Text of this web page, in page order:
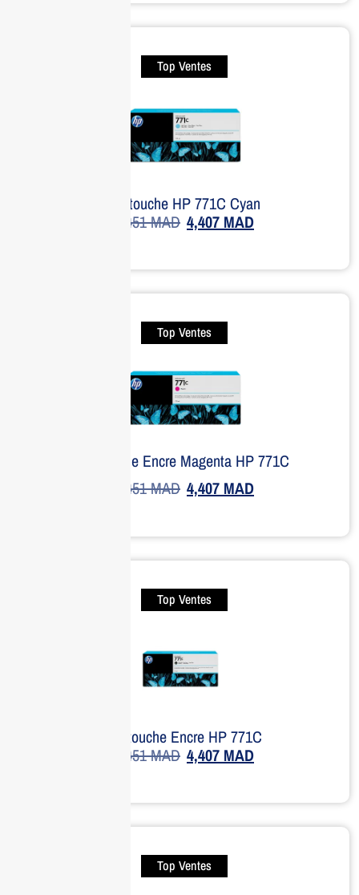
Top Ventes
Cartouche HP 771C Cyan
4,451MAD 4,407 MAD
Top Ventes
Cartouche Encre Magenta HP 771C
4,451MAD 4,407 MAD
Top Ventes
Cartouche Encre HP 771C
4,451MAD 4,407 MAD
Top Ventes